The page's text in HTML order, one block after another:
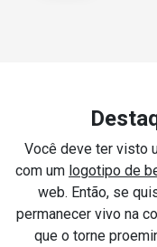
Você deve ter visto
com um logotipo de
web. Então, se
permanecer vivo na
que o torne